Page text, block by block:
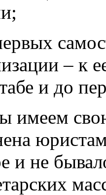
– к
и до
имеем
и не